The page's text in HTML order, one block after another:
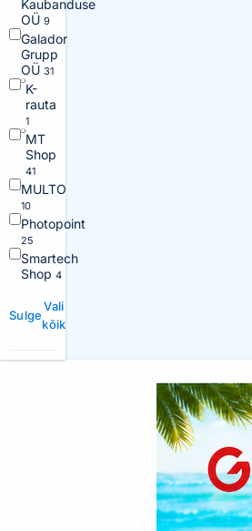
Kaubanduse
OÜ 9
Galador
Grupp
OÜ 31
K-
rauta
1
MT
Shop
41
MULTO
10
Photopoint
25
Smartech
Shop 4
Sulge
Vali
kõik